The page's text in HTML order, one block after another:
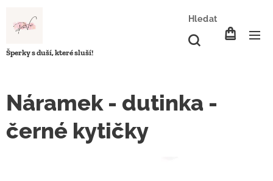
Šperky s duší, které sluší!
Hledat
Náramek - dutinka -
černé kytičky